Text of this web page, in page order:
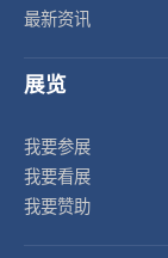
最新资讯
展览
我要参展
我要看展
我要赞助